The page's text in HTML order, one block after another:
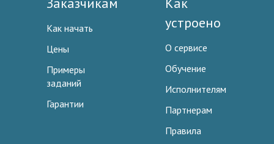
Как начать
Цены
Примеры
заданий
Гарантии
устроено
О сервисе
Обучение
Исполнителям
Партнерам
Правила